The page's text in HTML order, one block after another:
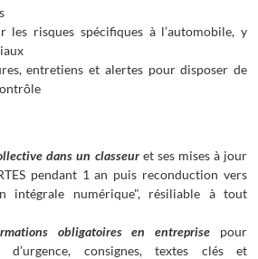
les risques spécifiques à l’automobile, y
entretiens et alertes pour disposer de
dans un classeuret ses mises à jour
pendant 1 an puis reconduction vers
intégrale numérique", résiliable à tout
obligatoires en entreprise pour
d’urgence, consignes, textes clés et